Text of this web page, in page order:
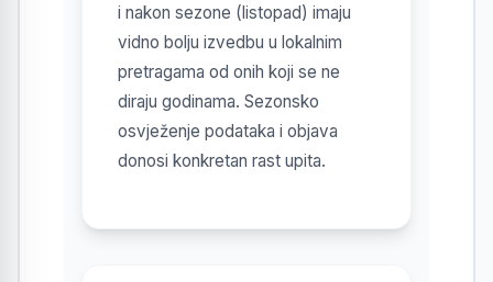
i nakon sezone (listopad) imaju
vidno bolju izvedbu u lokalnim
pretragama od onih koji se ne
diraju godinama. Sezonsko
osvježenje podataka i objava
donosi konkretan rast upita.